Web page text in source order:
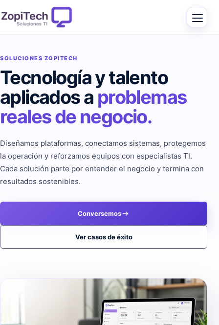
SOLUCIONES ZOPITECH
Tecnología y talento
aplicados a problemas
reales de negocio.
Diseñamos plataformas, conectamos sistemas, protegemos
la operación y reforzamos equipos con especialistas TI.
Cada solución parte por entender el negocio y termina con
resultados sostenibles.
Conversemos
Ver casos de éxito